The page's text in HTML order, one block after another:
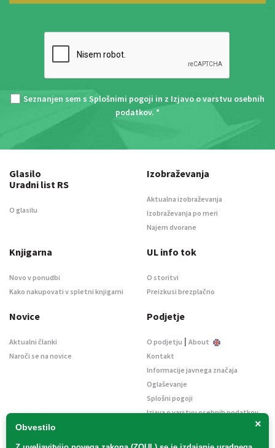
Seznanjen sem s Splošnimi pogoji in z Izjavo o varstvu osebnih
podatkov. *
×
Obvestilo
Glasilo
Uradni list RS
O glasilu
Izobraževanja
Aktualna izobraževanja
Izobraževanja po meri
Najem dvorane
Knjigarna
Novo v ponudbi
Kako nakupovati v spletni knjigarni
UL info tok
O storitvi
Preizkusi brezplačno
Novice
Aktualni članki
Naroči se na novice
Podjetje
O podjetju | About
Kontakt
Informacije javnega značaja
Oglaševanje
Splošni pogoji
Izjava o varstvu osebnih podatkov